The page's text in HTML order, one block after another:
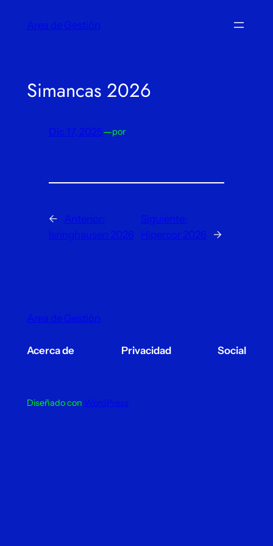
Area de Gestión
Simancas 2026
Dic 17, 2025—por
←
Anterior:
Isringhausen 2026
Siguiente:
Hipercor 2026
→
Area de Gestión
Acerca de Privacidad Social
Diseñado con WordPress